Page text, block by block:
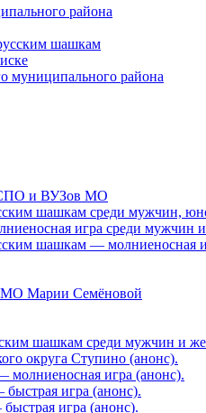
района
шашкам
муниципального района
СПО и ВУЗов МО
шашкам среди мужчин,
игра среди мужчин
шашкам — молниеносная
Марии Семёновой
шашкам среди мужчин и
округа Ступино (анонс).
молниеносная игра (анонс).
игра (анонс).
игра (анонс).